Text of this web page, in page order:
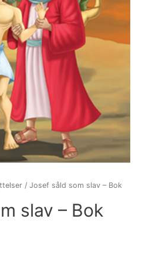
/ Josef såld som slav – Bok
slav – Bok